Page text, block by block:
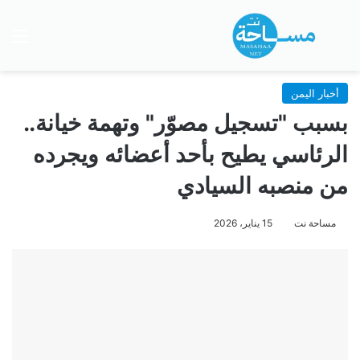
بحث عن
أخبار اليمن
بسبب "تسجيل مصوّر" وتهمة خيانة..
الرئاسي يطيح بأحد أعضائه ويجرده
من منصبه السيادي
مساحة نت 15 يناير، 2026